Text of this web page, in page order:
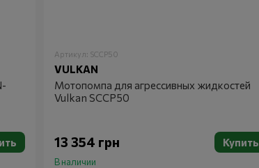
Артикул: SCCP50
VULKAN
Мотопомпа для агрессивных жидкостей
Vulkan SCCP50
13 354 грн Купить
В наличии